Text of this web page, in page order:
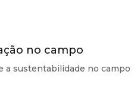
no campo
a sustentabilidade no campo